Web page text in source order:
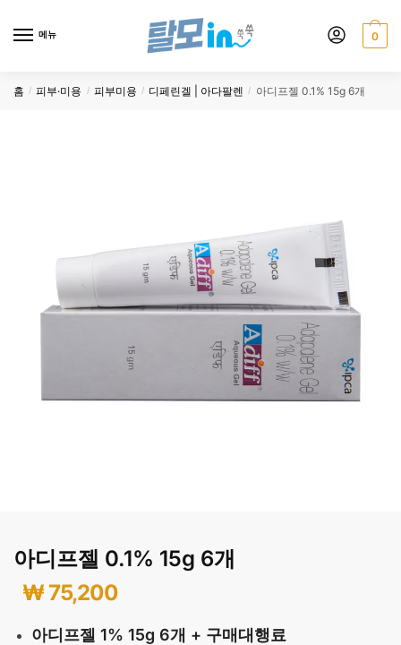
메뉴 0
홈 / 피부·미용 / 피부미용 / 디페린겔 | 아다팔렌 / 아디프젤 0.1% 15g 6개
아디프젤 0.1% 15g 6개
₩75,200
아디프젤 1% 15g 6개 + 구매대행료